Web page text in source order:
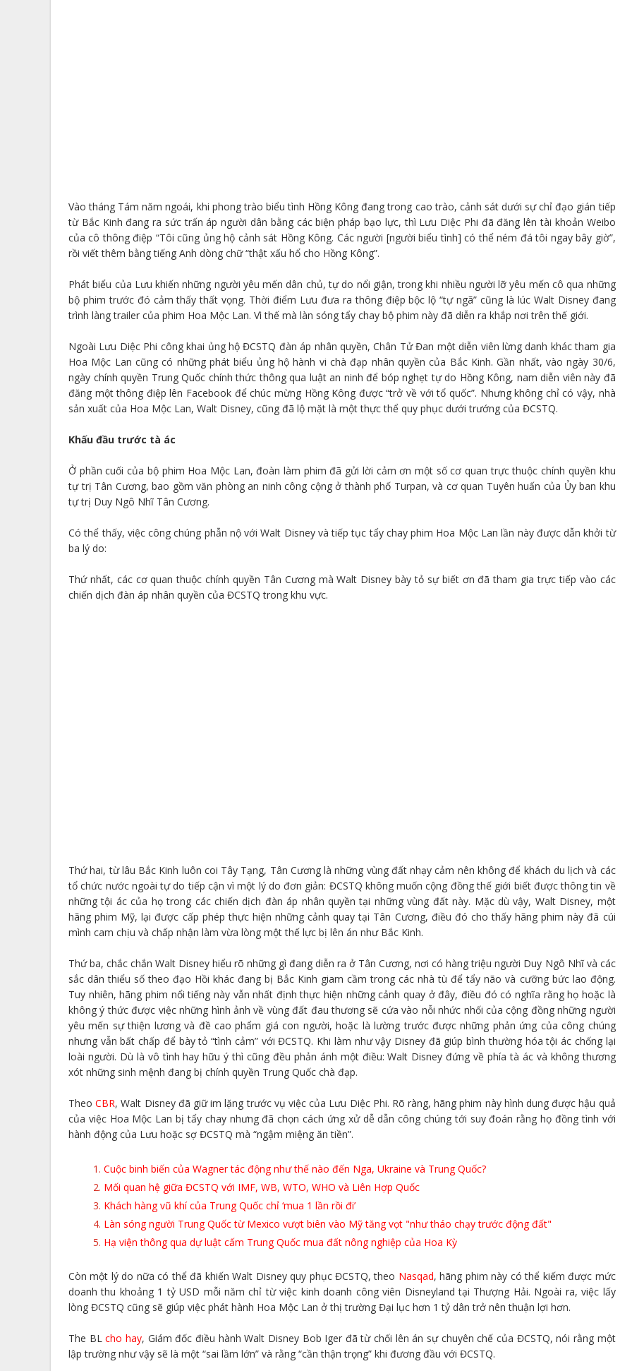
Vào tháng Tám năm ngoái, khi phong trào biểu tình Hồng Kông đang trong cao trào, cảnh sát dưới sự chỉ đạo gián tiếp
từ Bắc Kinh đang ra sức trấn áp người dân bằng các biện pháp bạo lực, thì Lưu Diệc Phi đã đăng lên tài khoản Weibo
của cô thông điệp “Tôi cũng ủng hộ cảnh sát Hồng Kông. Các người [người biểu tình] có thể ném đá tôi ngay bây giờ”,
rồi viết thêm bằng tiếng Anh dòng chữ “thật xấu hổ cho Hồng Kông”.
Phát biểu của Lưu khiến những người yêu mến dân chủ, tự do nổi giận, trong khi nhiều người lỡ yêu mến cô qua những
bộ phim trước đó cảm thấy thất vọng. Thời điểm Lưu đưa ra thông điệp bộc lộ “tự ngã” cũng là lúc Walt Disney đang
trình làng trailer của phim Hoa Mộc Lan. Vì thế mà làn sóng tẩy chay bộ phim này đã diễn ra khắp nơi trên thế giới.
Ngoài Lưu Diệc Phi công khai ủng hộ ĐCSTQ đàn áp nhân quyền, Chân Tử Đan một diễn viên lừng danh khác tham gia
Hoa Mộc Lan cũng có những phát biểu ủng hộ hành vi chà đạp nhân quyền của Bắc Kinh. Gần nhất, vào ngày 30/6,
ngày chính quyền Trung Quốc chính thức thông qua luật an ninh để bóp nghẹt tự do Hồng Kông, nam diễn viên này đã
đăng một thông điệp lên Facebook để chúc mừng Hồng Kông được “trở về với tổ quốc”. Nhưng không chỉ có vậy, nhà
sản xuất của Hoa Mộc Lan, Walt Disney, cũng đã lộ mặt là một thực thể quy phục dưới trướng của ĐCSTQ.
Khấu đầu trước tà ác
Ở phần cuối của bộ phim Hoa Mộc Lan, đoàn làm phim đã gửi lời cảm ơn một số cơ quan trực thuộc chính quyền khu
tự trị Tân Cương, bao gồm văn phòng an ninh công cộng ở thành phố Turpan, và cơ quan Tuyên huấn của Ủy ban khu
tự trị Duy Ngô Nhĩ Tân Cương.
Có thể thấy, việc công chúng phẫn nộ với Walt Disney và tiếp tục tẩy chay phim Hoa Mộc Lan lần này được dẫn khởi từ
ba lý do:
Thứ nhất, các cơ quan thuộc chính quyền Tân Cương mà Walt Disney bày tỏ sự biết ơn đã tham gia trực tiếp vào các
chiến dịch đàn áp nhân quyền của ĐCSTQ trong khu vực.
Thứ hai, từ lâu Bắc Kinh luôn coi Tây Tạng, Tân Cương là những vùng đất nhạy cảm nên không để khách du lịch và các
tổ chức nước ngoài tự do tiếp cận vì một lý do đơn giản: ĐCSTQ không muốn cộng đồng thế giới biết được thông tin về
những tội ác của họ trong các chiến dịch đàn áp nhân quyền tại những vùng đất này. Mặc dù vậy, Walt Disney, một
hãng phim Mỹ, lại được cấp phép thực hiện những cảnh quay tại Tân Cương, điều đó cho thấy hãng phim này đã cúi
mình cam chịu và chấp nhận làm vừa lòng một thế lực bị lên án như Bắc Kinh.
Thứ ba, chắc chắn Walt Disney hiểu rõ những gì đang diễn ra ở Tân Cương, nơi có hàng triệu người Duy Ngô Nhĩ và các
sắc dân thiểu số theo đạo Hồi khác đang bị Bắc Kinh giam cầm trong các nhà tù để tẩy não và cưỡng bức lao động.
Tuy nhiên, hãng phim nổi tiếng này vẫn nhất định thực hiện những cảnh quay ở đây, điều đó có nghĩa rằng họ hoặc là
không ý thức được việc những hình ảnh về vùng đất đau thương sẽ cứa vào nỗi nhức nhối của cộng đồng những người
yêu mến sự thiện lương và đề cao phẩm giá con người, hoặc là lường trước được những phản ứng của công chúng
nhưng vẫn bất chấp để bày tỏ “tình cảm” với ĐCSTQ. Khi làm như vậy Disney đã giúp bình thường hóa tội ác chống lại
loài người. Dù là vô tình hay hữu ý thì cũng đều phản ánh một điều: Walt Disney đứng về phía tà ác và không thương
xót những sinh mệnh đang bị chính quyền Trung Quốc chà đạp.
TheoCBR, Walt Disney đã giữ im lặng trước vụ việc của Lưu Diệc Phi. Rõ ràng, hãng phim này hình dung được hậu quả
của việc Hoa Mộc Lan bị tẩy chay nhưng đã chọn cách ứng xử dễ dẫn công chúng tới suy đoán rằng họ đồng tình với
hành động của Lưu hoặc sợ ĐCSTQ mà “ngậm miệng ăn tiền”.
Cuộc binh biến của Wagner tác động như thế nào đến Nga, Ukraine và Trung Quốc?
Mối quan hệ giữa ĐCSTQ với IMF, WB, WTO, WHO và Liên Hợp Quốc
Khách hàng vũ khí của Trung Quốc chỉ ‘mua 1 lần rồi đi’
Làn sóng người Trung Quốc từ Mexico vượt biên vào Mỹ tăng vọt "như tháo chạy trước động đất"
Hạ viện thông qua dự luật cấm Trung Quốc mua đất nông nghiệp của Hoa Kỳ
Còn một lý do nữa có thể đã khiến Walt Disney quy phục ĐCSTQ, theo Nasqad, hãng phim này có thể kiếm được mức
doanh thu khoảng 1 tỷ USD mỗi năm chỉ từ việc kinh doanh công viên Disneyland tại Thượng Hải. Ngoài ra, việc lấy
lòng ĐCSTQ cũng sẽ giúp việc phát hành Hoa Mộc Lan ở thị trường Đại lục hơn 1 tỷ dân trở nên thuận lợi hơn.
The BLcho hay, Giám đốc điều hành Walt Disney Bob Iger đã từ chối lên án sự chuyên chế của ĐCSTQ, nói rằng một
lập trường như vậy sẽ là một “sai lầm lớn” và rằng “cần thận trọng” khi đương đầu với ĐCSTQ.